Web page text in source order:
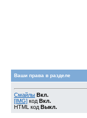
Ваши права в разделе
Смайлы Вкл.
[IMG] код Вкл.
HTML код Выкл.